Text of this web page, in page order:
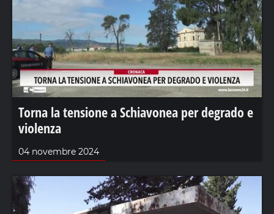
Torna la tensione a Schiavonea per degrado e
violenza
04 novembre 2024